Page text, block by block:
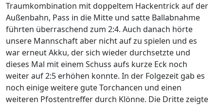
Traumkombination mit doppeltem Hackentrick auf der
Außenbahn, Pass in die Mitte und satte Ballabnahme
führten überraschend zum 2:4. Auch danach hörte
unsere Mannschaft aber nicht auf zu spielen und es
war erneut Akku, der sich wieder durchsetzte und
dieses Mal mit einem Schuss aufs kurze Eck noch
weiter auf 2:5 erhöhen konnte. In der Folgezeit gab es
noch einige weitere gute Torchancen und einen
weiteren Pfostentreffer durch Klönne. Die Dritte zeigte